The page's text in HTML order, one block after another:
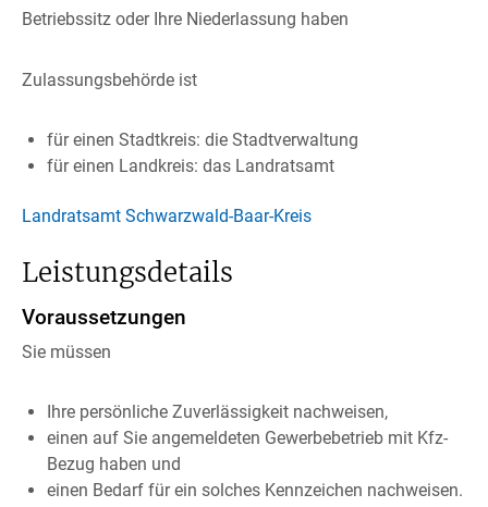
Betriebssitz oder Ihre Niederlassung haben
Zulassungsbehörde ist
für einen Stadtkreis: die Stadtverwaltung
für einen Landkreis: das Landratsamt
Landratsamt Schwarzwald-Baar-Kreis
Leistungsdetails
Voraussetzungen
Sie müssen
Ihre persönliche Zuverlässigkeit nachweisen,
einen auf Sie angemeldeten Gewerbebetrieb mit Kfz-
Bezug haben und
einen Bedarf für ein solches Kennzeichen nachweisen.